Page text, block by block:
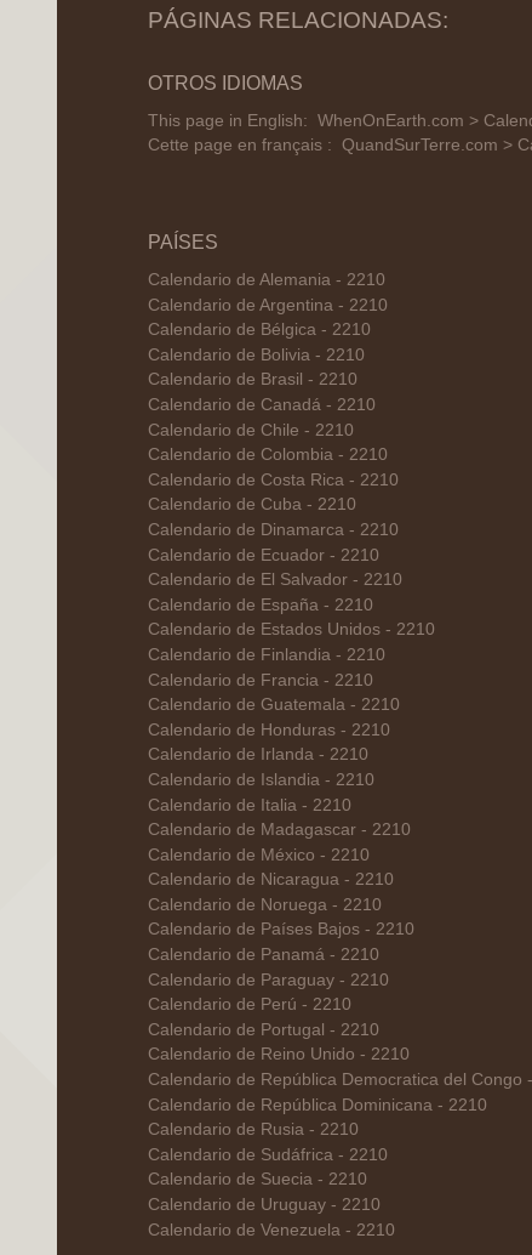
PÁGINAS RELACIONADAS:
OTROS IDIOMAS
This page in English: WhenOnEarth.com >
Cette page en français : QuandSurTerre.com >
PAÍSES
Calendario de Alemania - 2210
Calendario de Argentina - 2210
Calendario de Bélgica - 2210
Calendario de Bolivia - 2210
Calendario de Brasil - 2210
Calendario de Canadá - 2210
Calendario de Chile - 2210
Calendario de Colombia - 2210
Calendario de Costa Rica - 2210
Calendario de Cuba - 2210
Calendario de Dinamarca - 2210
Calendario de Ecuador - 2210
Calendario de El Salvador - 2210
Calendario de España - 2210
Calendario de Estados Unidos - 2210
Calendario de Finlandia - 2210
Calendario de Francia - 2210
Calendario de Guatemala - 2210
Calendario de Honduras - 2210
Calendario de Irlanda - 2210
Calendario de Islandia - 2210
Calendario de Italia - 2210
Calendario de Madagascar - 2210
Calendario de México - 2210
Calendario de Nicaragua - 2210
Calendario de Noruega - 2210
Calendario de Países Bajos - 2210
Calendario de Panamá - 2210
Calendario de Paraguay - 2210
Calendario de Perú - 2210
Calendario de Portugal - 2210
Calendario de Reino Unido - 2210
Calendario de República Democratica del Congo
Calendario de República Dominicana - 2210
Calendario de Rusia - 2210
Calendario de Sudáfrica - 2210
Calendario de Suecia - 2210
Calendario de Uruguay - 2210
Calendario de Venezuela - 2210